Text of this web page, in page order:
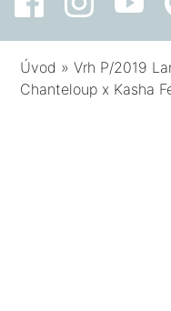
Úvod »Vrh P/2019
Chanteloup x Kasha